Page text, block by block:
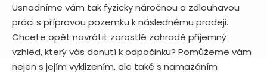
Usnadníme vám tak fyzicky náročnou a zdlouhavou
práci s přípravou pozemku k následnému prodeji.
Chcete opět navrátit zarostlé zahradě příjemný
vzhled, který vás donutí k odpočinku? Pomůžeme vám
nejen s jejím vyklizením, ale také s namazáním